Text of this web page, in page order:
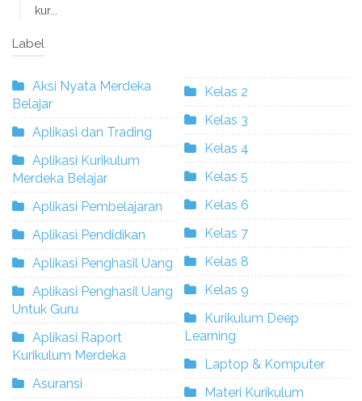
kur...
Label
Aksi Nyata Merdeka
Belajar
Aplikasi dan Trading
Aplikasi Kurikulum
Merdeka Belajar
Aplikasi Pembelajaran
Aplikasi Pendidikan
Aplikasi Penghasil Uang
Aplikasi Penghasil Uang
Untuk Guru
Aplikasi Raport
Kurikulum Merdeka
Asuransi
Kelas 2
Kelas 3
Kelas 4
Kelas 5
Kelas 6
Kelas 7
Kelas 8
Kelas 9
Kurikulum Deep
Learning
Laptop & Komputer
Materi Kurikulum